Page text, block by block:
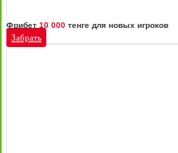
Фрибет 10 000 тенге для новых игроков
Забрать